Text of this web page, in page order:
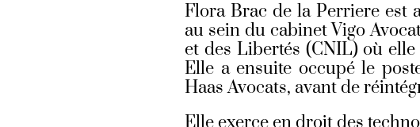
Flora Brac de la Perriere est
au sein du cabinet Vigo
et des Libertés (CNIL) où
Elle a ensuite occupé le
Haas Avocats, avant de
Elle exerce en droit des